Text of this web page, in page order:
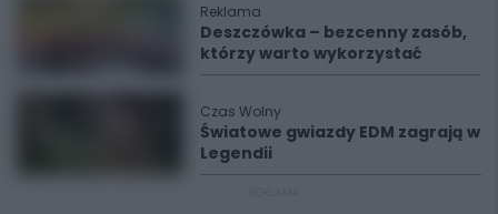
Reklama
Deszczówka – bezcenny zasób,
którzy warto wykorzystać
Czas Wolny
Światowe gwiazdy EDM zagrają w
Legendii